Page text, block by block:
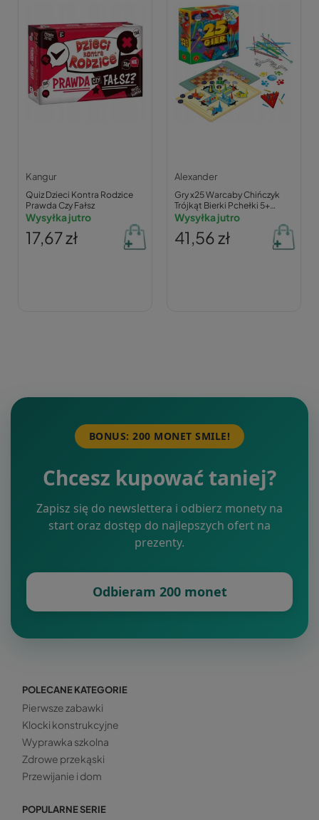
Kangur
Quiz Dzieci Kontra Rodzice
Prawda Czy Fałsz
Wysyłka jutro
17,67 zł
Alexander
Gry x25 Warcaby Chińczyk
Trójkąt Bierki Pchełki 5+
Alexander 0157
Wysyłka jutro
41,56 zł
BONUS: 200 MONET SMILE!
Chcesz kupować taniej?
Zapisz się do newslettera i odbierz monety na
start oraz dostęp do najlepszych ofert na
prezenty.
Odbieram 200 monet
POLECANE KATEGORIE
Pierwsze zabawki
Klocki konstrukcyjne
Wyprawka szkolna
Zdrowe przekąski
Przewijanie i dom
POPULARNE SERIE